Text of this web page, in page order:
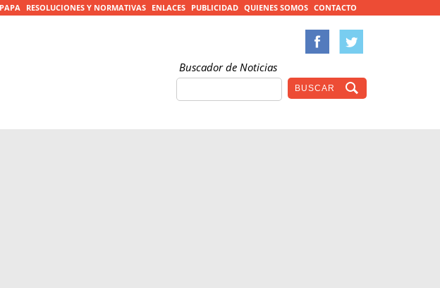
RESOLUCIONES Y NORMATIVAS ENLACES PUBLICIDAD QUIENES SOMOS CONTACTO
Buscador de Noticias